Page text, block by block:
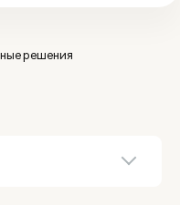
решения